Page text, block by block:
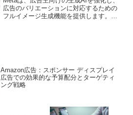
広告のバリエーションに対応するための
フルイメージ生成機能を提供します。こ
Amazon広告：スポンサー ディスプレイ
広告での効果的な予算配分とターゲティ
ング戦略